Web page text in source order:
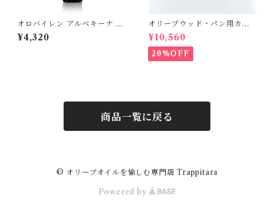
オロバイレン アルベキーナ 50
0ml
¥4,320
オリーブウッド・パン用カッ
ティングボード【ダークグリ
ーン】
¥10,560
20%OFF
商品一覧に戻る
© オリーブオイルを愉しむ専門店 Trappitara
Powered by